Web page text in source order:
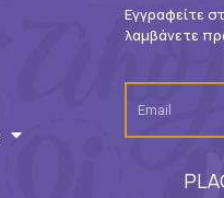
Εγγραφείτε
λαμβάνετε